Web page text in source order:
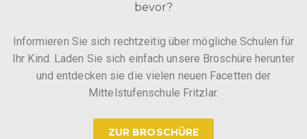
bevor?
Informieren Sie sich rechtzeitig über mögliche Schulen für
Ihr Kind. Laden Sie sich einfach unsere Broschüre herunter
und entdecken sie die vielen neuen Facetten der
Mittelstufenschule Fritzlar.
ZUR BROSCHÜRE